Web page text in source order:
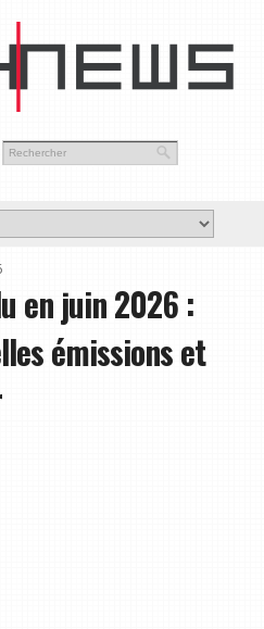
en juin 2026 :
émissions et